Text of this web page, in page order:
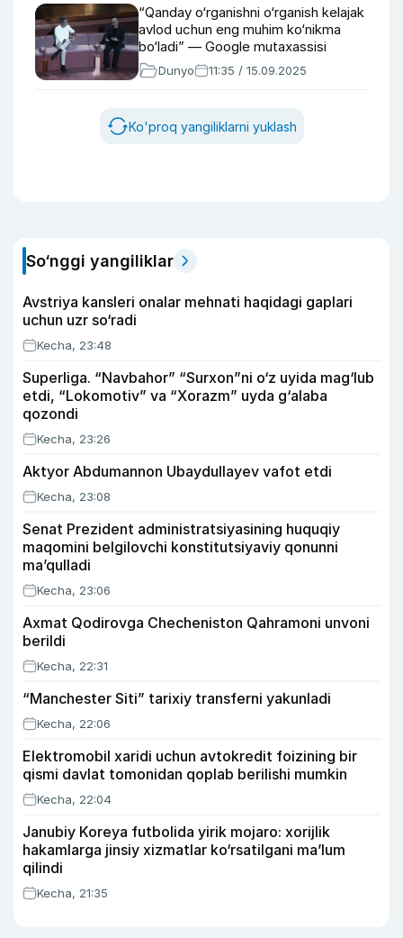
“Qanday o‘rganishni o‘rganish kelajak
avlod uchun eng muhim ko‘nikma
bo‘ladi” — Google mutaxassisi
Dunyo 11:35 / 15.09.2025
Ko'proq yangiliklarni yuklash
So‘nggi yangiliklar
Avstriya kansleri onalar mehnati haqidagi gaplari
uchun uzr so‘radi
Kecha, 23:48
Superliga. “Navbahor” “Surxon”ni o‘z uyida mag‘lub
etdi, “Lokomotiv” va “Xorazm” uyda g‘alaba
qozondi
Kecha, 23:26
Aktyor Abdu­mannon Ubaydullayev vafot etdi
Kecha, 23:08
Senat Prezident administratsiyasining huquqiy
maqomini belgilovchi konstitutsiyaviy qonunni
ma’qulladi
Kecha, 23:06
Axmat Qodirovga Checheniston Qahramoni unvoni
berildi
Kecha, 22:31
“Manchester Siti” tarixiy transferni yakunladi
Kecha, 22:06
Elektromobil xaridi uchun avtokredit foizining bir
qismi davlat tomonidan qoplab berilishi mumkin
Kecha, 22:04
Janubiy Koreya futbolida yirik mojaro: xorijlik
hakamlarga jinsiy xizmatlar ko‘rsatilgani ma’lum
qilindi
Kecha, 21:35